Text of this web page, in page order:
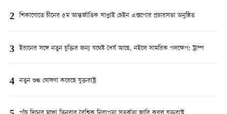
2 শিকাগোতে চীনের ৫ম আন্তর্জাতিক সাপ্লাই চেইন এক্সপোর প্রচারসভা অনুষ্ঠিত
3 ইরানের সঙ্গে নতুন চুক্তির জন্য যথেষ্ট ধৈর্য আছে, নইলে সামরিক পদক্ষেপ: ট্রাম্প
4 নতুন শুল্ক ঘোষণা করেছে যুক্তরাষ্ট্র